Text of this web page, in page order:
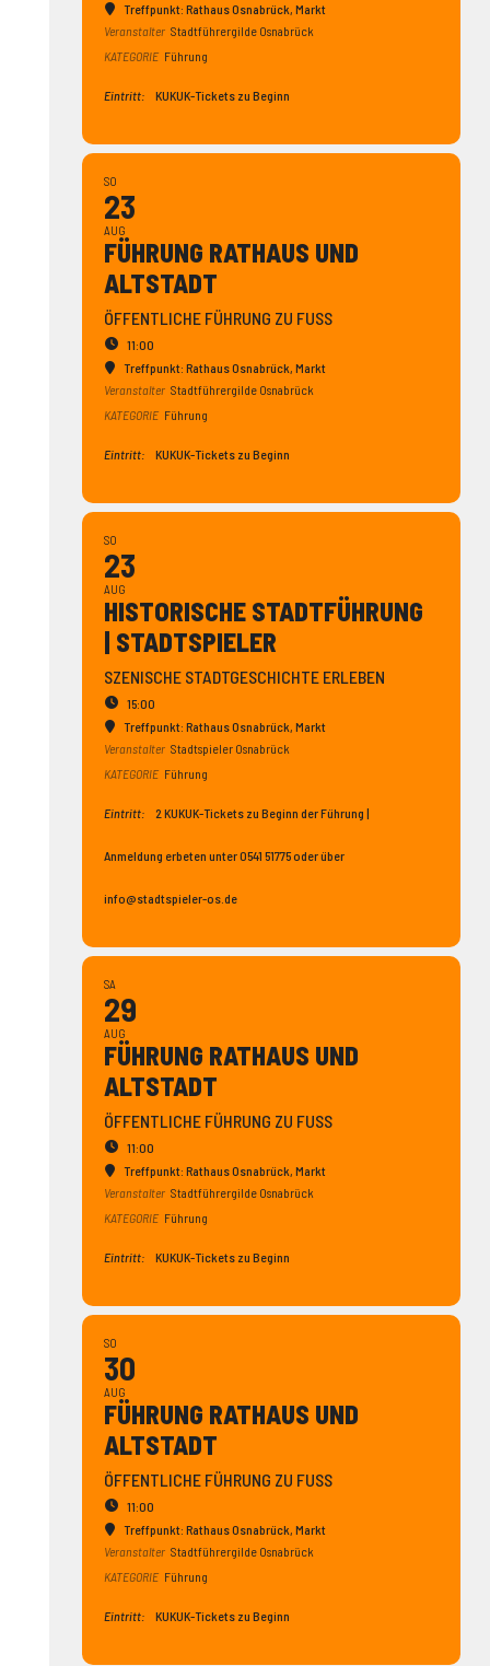
Treffpunkt: Rathaus Osnabrück, Markt
Veranstalter Stadtführergilde Osnabrück
KATEGORIE Führung
Eintritt: KUKUK-Tickets zu Beginn
SO
23
AUG
FÜHRUNG RATHAUS UND
ALTSTADT
ÖFFENTLICHE FÜHRUNG ZU FUSS
11:00
Treffpunkt: Rathaus Osnabrück, Markt
Veranstalter Stadtführergilde Osnabrück
KATEGORIE Führung
Eintritt: KUKUK-Tickets zu Beginn
SO
23
AUG
HISTO­RISCHE STADT­FÜHRUNG
| STADT­SPIELER
SZENISCHE STADTGESCHICHTE ERLEBEN
15:00
Treffpunkt: Rathaus Osnabrück, Markt
Veranstalter Stadtspieler Osnabrück
KATEGORIE Führung
Eintritt: 2 KUKUK-Tickets zu Beginn der Führung |
Anmeldung erbeten unter 0541 51775 oder über
info@stadtspieler-os.de
SA
29
AUG
FÜHRUNG RATHAUS UND
ALTSTADT
ÖFFENTLICHE FÜHRUNG ZU FUSS
11:00
Treffpunkt: Rathaus Osnabrück, Markt
Veranstalter Stadtführergilde Osnabrück
KATEGORIE Führung
Eintritt: KUKUK-Tickets zu Beginn
SO
30
AUG
FÜHRUNG RATHAUS UND
ALTSTADT
ÖFFENTLICHE FÜHRUNG ZU FUSS
11:00
Treffpunkt: Rathaus Osnabrück, Markt
Veranstalter Stadtführergilde Osnabrück
KATEGORIE Führung
Eintritt: KUKUK-Tickets zu Beginn